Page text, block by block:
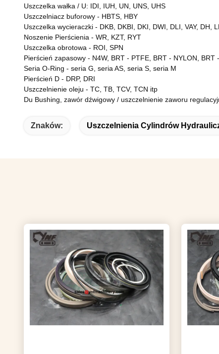
Uszczelka wałka / U: IDI, IUH, UN, UNS, UHS
Uszczelniacz buforowy - HBTS, HBY
Uszczelka wycieraczki - DKB, DKBI, DKI, DWI, DLI, VAY, DH,
Noszenie Pierścienia - WR, KZT, RYT
Uszczelka obrotowa - ROI, SPN
Pierścień zapasowy - N4W, BRT - PTFE, BRT - NYLON, BRT
Seria O-Ring - seria G, seria AS, seria S, seria M
Pierścień D - DRP, DRI
Uszczelnienie oleju - TC, TB, TCV, TCN itp
Du Bushing, zawór dźwigowy / uszczelnienie zaworu
Znaków: Uszczelnienia Cylindrów